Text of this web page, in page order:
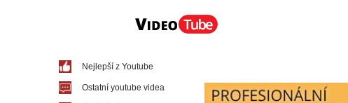
Nejlepší z Youtube
Ostatní youtube videa